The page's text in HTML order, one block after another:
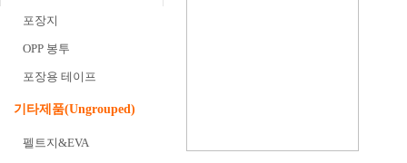
포장지
OPP 봉투
포장용 테이프
기타제품(Ungrouped)
펠트지&EVA